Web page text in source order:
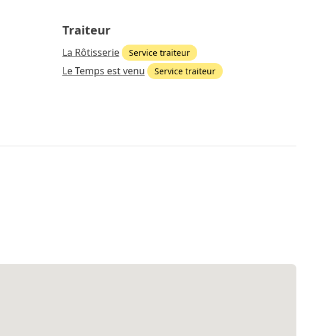
Traiteur
La Rôtisserie Service traiteur
Le Temps est venu Service traiteur